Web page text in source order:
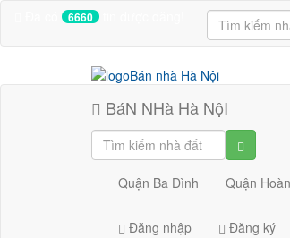
6660
BáN NHà Hà NộI
Quận Ba Đình Quận
Đăng nhập Đăng ký